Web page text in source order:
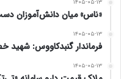
۱۴۰۵-۰۵-۱۳
«ناس» میان دانش‌آموزان
۱۴۰۵-۰۵-۱۳
فرماندار گنبدکاووس:
۱۴۰۵-۰۵-۱۳